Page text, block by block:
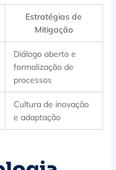
Estratégias de
Mitigação
Diálogo aberto e
formalização de
processos
Cultura de inovação
e adaptação